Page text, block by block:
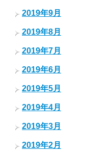
2019年9月
2019年8月
2019年7月
2019年6月
2019年5月
2019年4月
2019年3月
2019年2月